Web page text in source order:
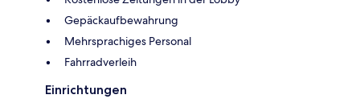
Gepäckaufbewahrung
Mehrsprachiges Personal
Fahrradverleih
Einrichtungen